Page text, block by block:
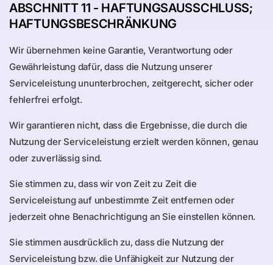
ABSCHNITT 11 - HAFTUNGSAUSSCHLUSS;
HAFTUNGSBESCHRÄNKUNG
Wir übernehmen keine Garantie, Verantwortung oder
Gewährleistung dafür, dass die Nutzung unserer
Serviceleistung ununterbrochen, zeitgerecht, sicher oder
fehlerfrei erfolgt.
Wir garantieren nicht, dass die Ergebnisse, die durch die
Nutzung der Serviceleistung erzielt werden können, genau
oder zuverlässig sind.
Sie stimmen zu, dass wir von Zeit zu Zeit die
Serviceleistung auf unbestimmte Zeit entfernen oder
jederzeit ohne Benachrichtigung an Sie einstellen können.
Sie stimmen ausdrücklich zu, dass die Nutzung der
Serviceleistung bzw. die Unfähigkeit zur Nutzung der